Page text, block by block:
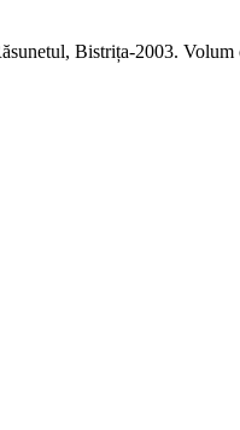
Bistrița-2003.